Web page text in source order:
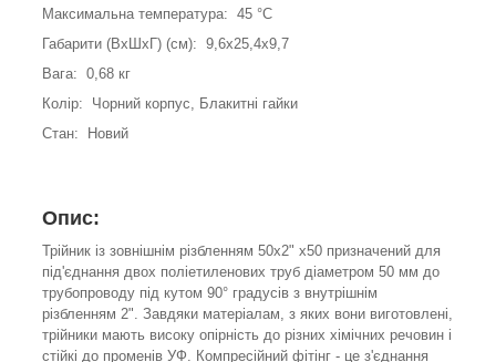
Максимальна температура: 45 °С
Габарити (ВхШхГ) (см): 9,6х25,4х9,7
Вага: 0,68 кг
Колір: Чорний корпус, Блакитні гайки
Стан: Новий
Опис:
Трійник із зовнішнім різбленням 50х2" х50 призначений для
під'єднання двох поліетиленових труб діаметром 50 мм до
трубопроводу під кутом 90° градусів з внутрішнім
різбленням 2". Завдяки матеріалам, з яких вони виготовлені,
трійники мають високу опірність до різних хімічних речовин і
стійкі до променів УФ. Компресійний фітінг - це з'єднання